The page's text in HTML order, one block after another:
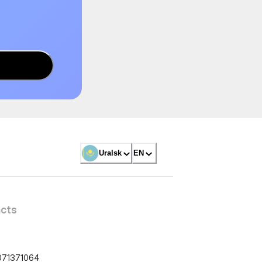
Uralsk EN